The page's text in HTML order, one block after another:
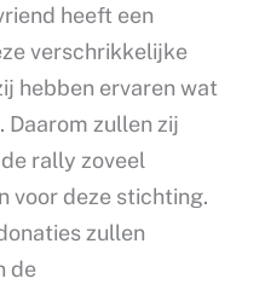
heeft een
verschrikkelijke
hebben ervaren wat
Daarom zullen zij
rally zoveel
voor deze stichting.
zullen
de